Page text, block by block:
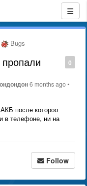
Bugs
0
6 months ago•
после котороо
в телефоне, ни на
Follow